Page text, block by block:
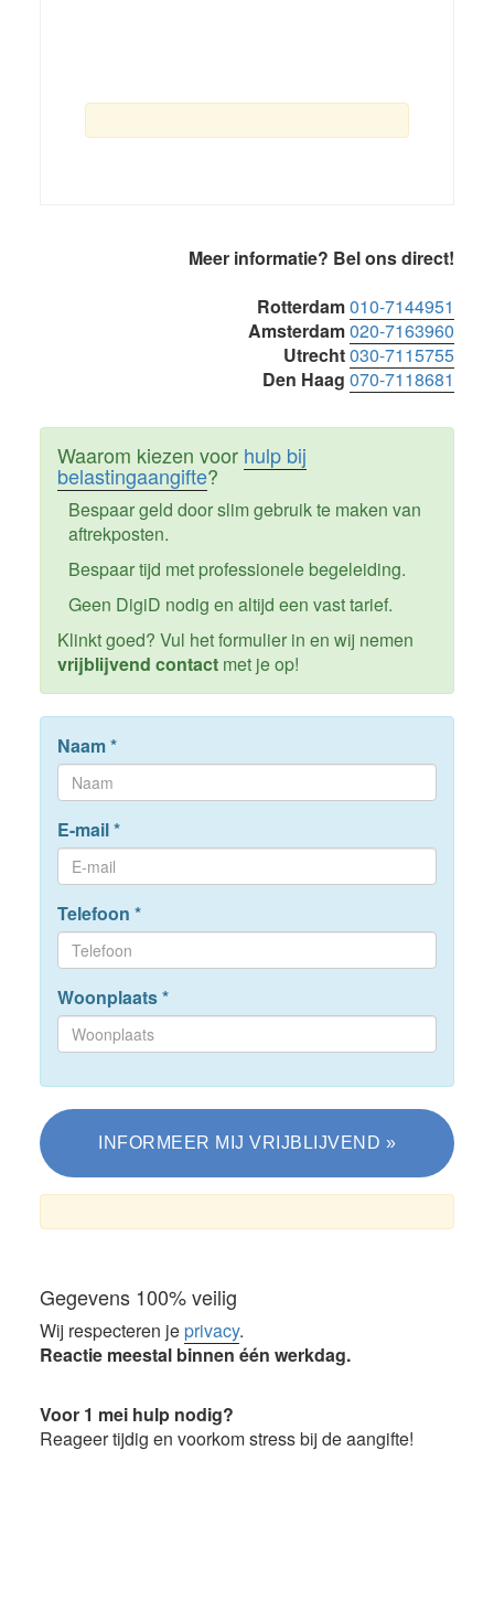
Meer informatie? Bel ons direct!
Rotterdam010-7144951
Amsterdam020-7163960
Utrecht030-7115755
Den Haag 070-7118681
Waarom kiezen voor hulp bij
belastingaangifte?
Bespaar geld door slim gebruik te maken van
aftrekposten.
Bespaar tijd met professionele begeleiding.
Geen DigiD nodig en altijd een vast tarief.
Klinkt goed? Vul het formulier in en wij nemen
vrijblijvend contactmet je op!
Naam*
E-mail*
Telefoon *
Woonplaats*
Gegevens 100% veilig
Wij respecteren jeprivacy.
Reactie meestal binnen één werkdag.
Voor 1 mei hulp nodig?
Reageer tijdig en voorkom stress bij de aangifte!